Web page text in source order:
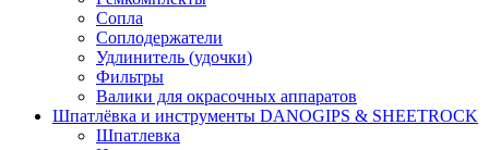
Сопла
Соплодержатели
Удлинитель (удочки)
Фильтры
Валики для окрасочных аппаратов
Шпатлёвка и инструменты DANOGIPS & SHEETROCK
Шпатлевка